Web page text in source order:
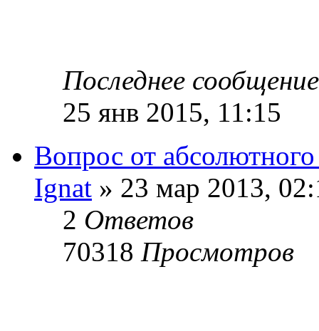
Последнее
25 янв 2015, 11:15
Вопрос от
Ignat » 23 мар 2013,
2 Ответов
70318 Просмотров